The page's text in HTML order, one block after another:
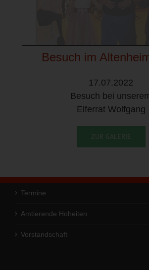
Besuch im
17.07.2022
Besuch bei
Elferrat Wolfgang
ZUR GALERIE
Termine
Amtierende Hoheiten
Vorstandschaft